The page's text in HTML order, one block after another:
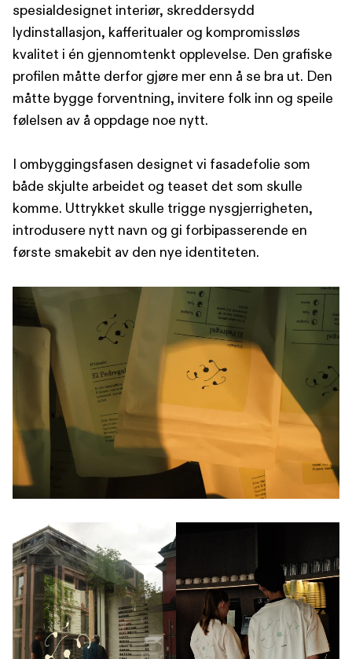
spesialdesignet interiør, skreddersydd
lydinstallasjon, kafferitualer og kompromissløs
kvalitet i én gjennomtenkt opplevelse. Den grafiske
profilen måtte derfor gjøre mer enn å se bra ut. Den
måtte bygge forventning, invitere folk inn og speile
følelsen av å oppdage noe nytt.
I ombyggingsfasen designet vi fasadefolie som
både skjulte arbeidet og teaset det som skulle
komme. Uttrykket skulle trigge nysgjerrigheten,
introdusere nytt navn og gi forbipasserende en
første smakebit av den nye identiteten.